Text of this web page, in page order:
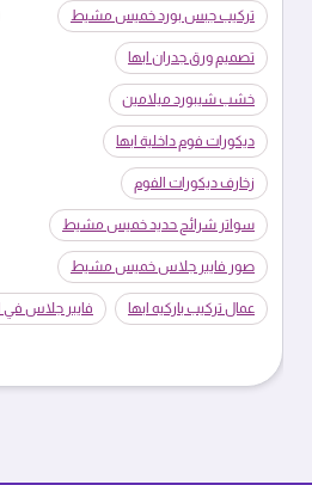
تركيب جبس بورد خميس مشيط
تصميم ورق جدران ابها
خشب شيبورد ميلامين
ديكورات فوم داخلية ابها
زخارف ديكورات الفوم
سواتر شرائح حديد خميس مشيط
صور فايبر جلاس خميس مشيط
عمال تركيب باركيه ابها فايبر جلاس في